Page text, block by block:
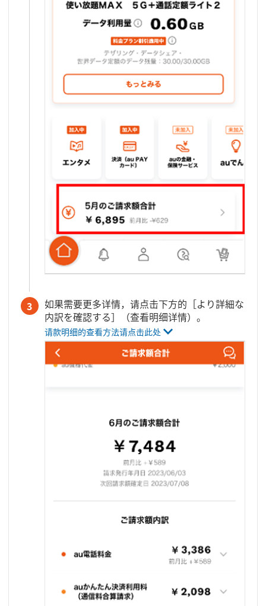
3
如果需要更多详情，请点击下方的［より詳細な
内訳を確認する］（查看明细详情）。
请款明细的查看方法请点击此处